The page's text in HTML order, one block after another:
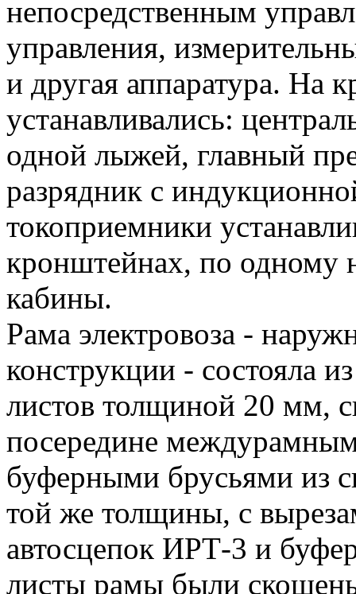
непос­редственным
управления,
и другая аппаратура. На
устанавливались:
одной лыжей, главный
разрядник с
токоприемники
кронштейнах, по одному
кабины.
Рама электровоза -
конструкции - состояла
листов толщиной 20 мм,
посередине
буферными брусьями из
той же толщины, с
автосцепок ИРТ-3 и
листы рамы были